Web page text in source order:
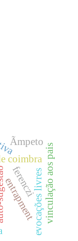
coimbra
entrapmentevocações livresvinculação aos pais
ferenczi
Ãmpeto